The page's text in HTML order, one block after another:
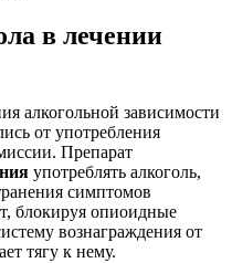
в лечении
алкогольной зависимости
от употребления
Препарат
употреблять алкоголь,
симптомов
блокируя опиоидные
вознаграждения от
тягу к нему.